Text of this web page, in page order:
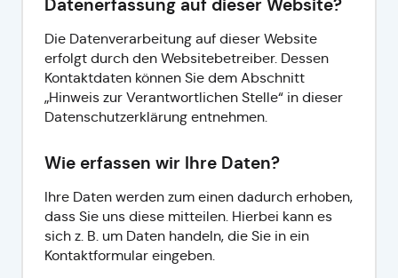
Datenerfassung auf dieser Website?
Die Datenverarbeitung auf dieser Website
erfolgt durch den Websitebetreiber. Dessen
Kontaktdaten können Sie dem Abschnitt
„Hinweis zur Verantwortlichen Stelle“ in dieser
Datenschutzerklärung entnehmen.
Wie erfassen wir Ihre Daten?
Ihre Daten werden zum einen dadurch erhoben,
dass Sie uns diese mitteilen. Hierbei kann es
sich z. B. um Daten handeln, die Sie in ein
Kontaktformular eingeben.